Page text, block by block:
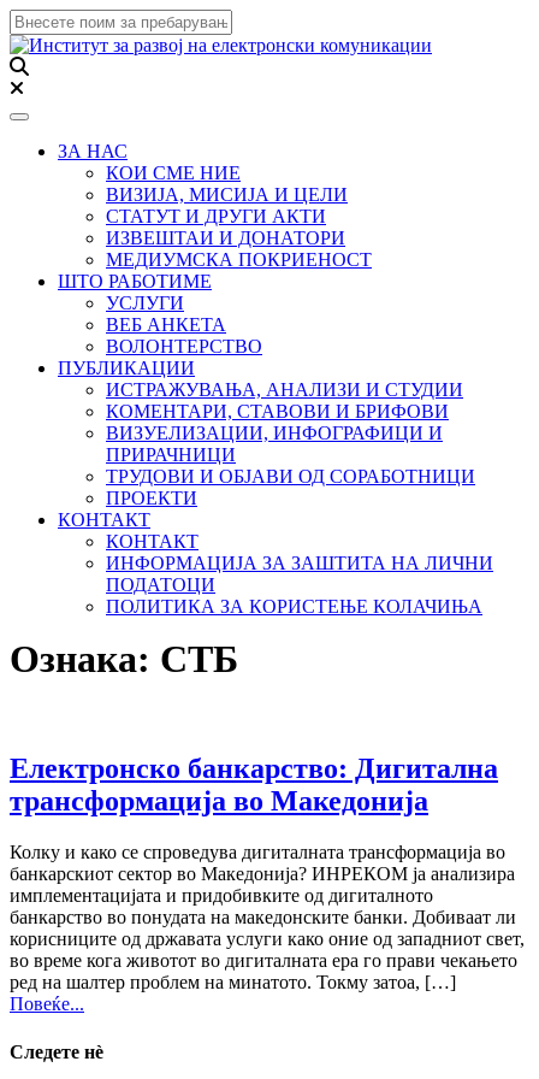
Toggle navigation
ЗА НАС
КОИ СМЕ НИЕ
ВИЗИЈА, МИСИЈА И ЦЕЛИ
СТАТУТ И ДРУГИ АКТИ
ИЗВЕШТАИ И ДОНАТОРИ
МЕДИУМСКА ПОКРИЕНОСТ
ШТО РАБОТИМЕ
УСЛУГИ
ВЕБ АНКЕТА
ВОЛОНТЕРСТВО
ПУБЛИКАЦИИ
ИСТРАЖУВАЊА, АНАЛИЗИ И СТУДИИ
КОМЕНТАРИ, СТАВОВИ И БРИФОВИ
ВИЗУЕЛИЗАЦИИ, ИНФОГРАФИЦИ И
ПРИРАЧНИЦИ
ТРУДОВИ И ОБЈАВИ ОД СОРАБОТНИЦИ
ПРОЕКТИ
КОНТАКТ
КОНТАКТ
ИНФОРМАЦИЈА ЗА ЗАШТИТА НА ЛИЧНИ
ПОДАТОЦИ
ПОЛИТИКА ЗА КОРИСТЕЊЕ КОЛАЧИЊА
Ознака: СТБ
Електронско банкарство: Дигитална
трансформација во Македонија
Колку и како се спроведува дигиталната трансформација во
банкарскиот сектор во Македонија? ИНРЕКОМ ја анализира
имплементацијата и придобивките од дигиталното
банкарство во понудата на македонските банки. Добиваат ли
корисниците од државата услуги како оние од западниот свет,
во време кога животот во дигиталната ера го прави чекањето
ред на шалтер проблем на минатото. Токму затоа, […]
Повеќе...
Следете нѐ